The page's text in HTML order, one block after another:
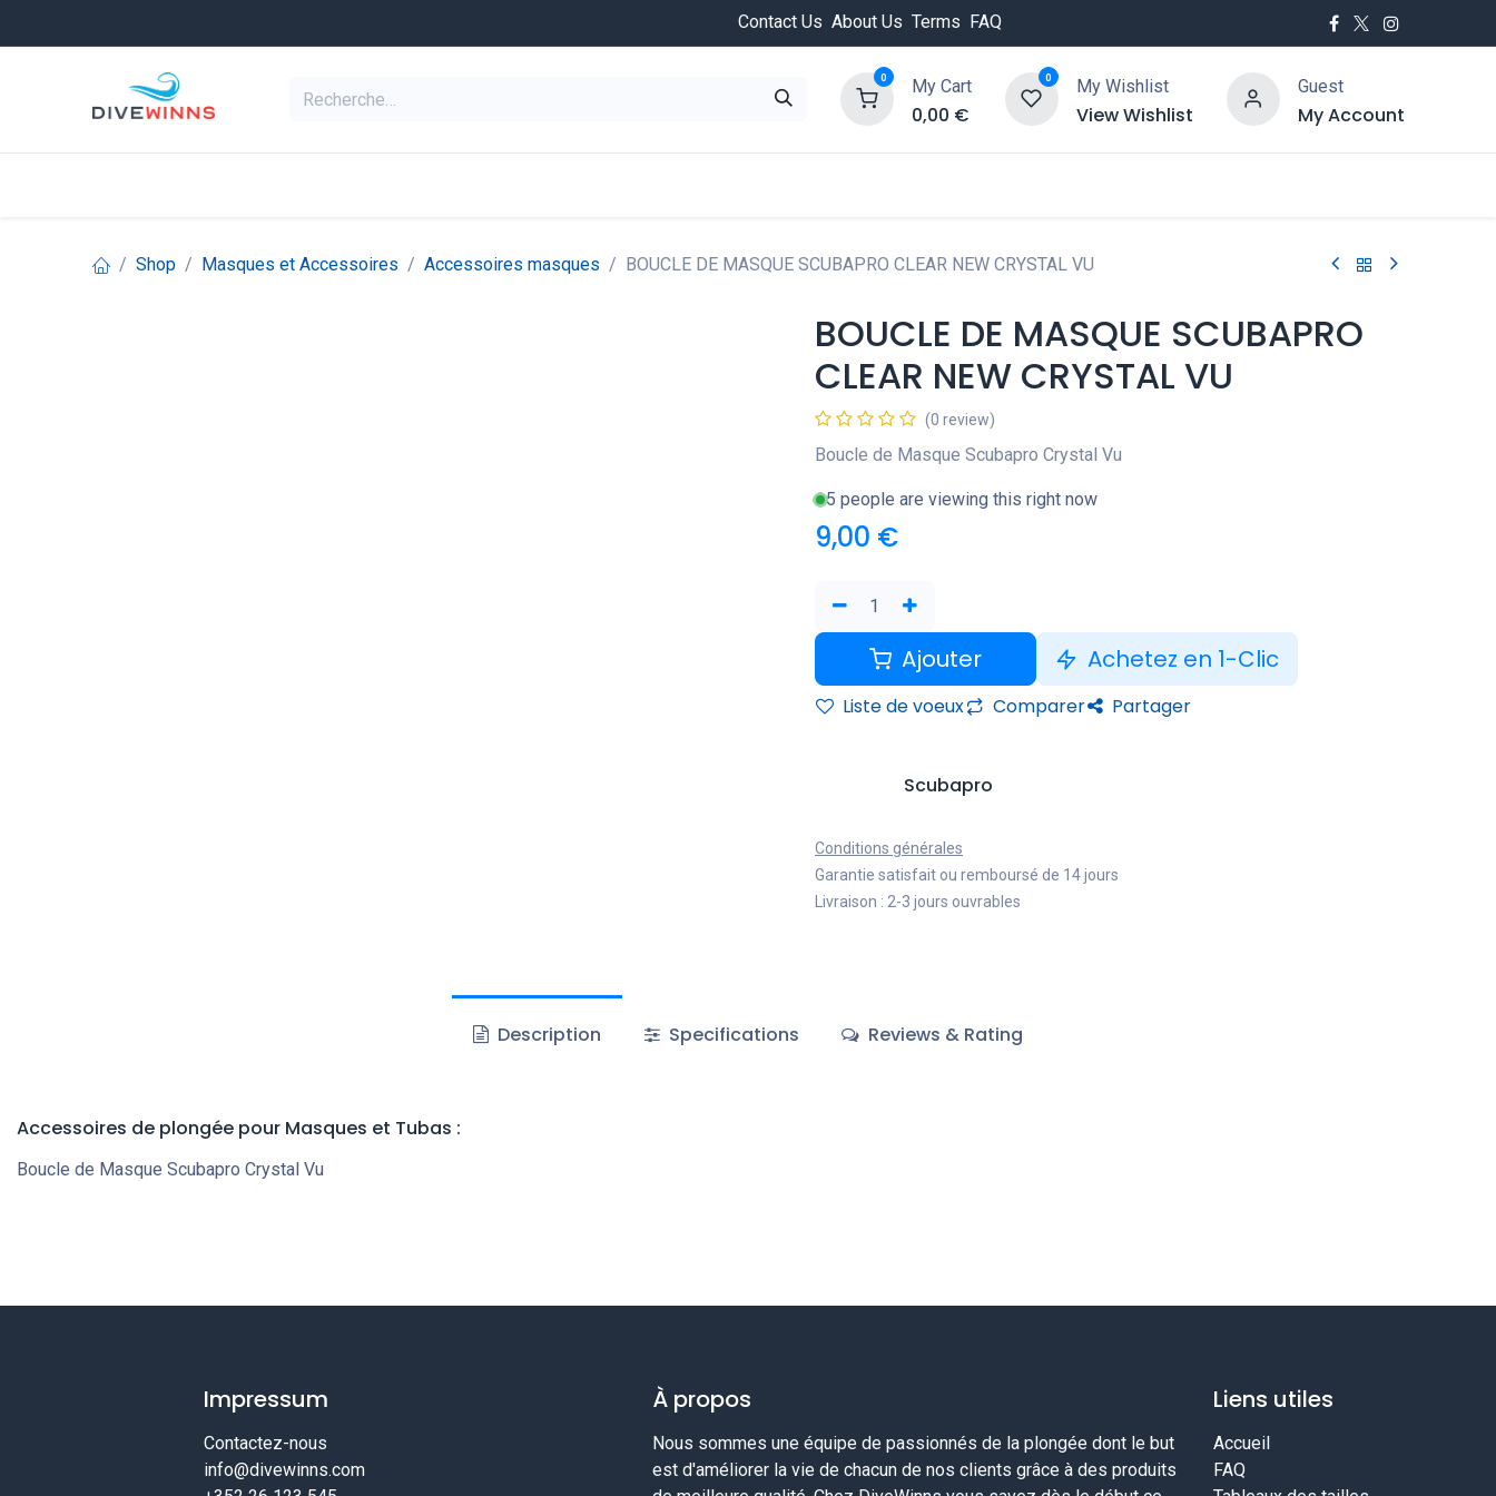
Contact Us About Us Terms FAQ
0 My Cart
0,00 €
0 My Wishlist
View Wishlist
Guest
My Account
HOT
Shop Masques et Accessoires Accessoires masques BOUCLE DE MASQUE SCUBAPRO CLEAR NEW CRYSTAL VU
BOUCLE DE MASQUE SCUBAPRO
CLEAR NEW CRYSTAL VU
(0 review)
Boucle de Masque Scubapro Crystal Vu
5 people are viewing this right now
9,00 €
Ajouter Achetez en 1-Clic
Liste de voeux Comparer Partager
Scubapro
Conditions générales
Garantie satisfait ou remboursé de 14 jours
Livraison : 2-3 jours ouvrables
Description Specifications Reviews & Rating
Accessoires de plongée pour Masques et Tubas :
Boucle de Masque Scubapro Crystal Vu
Impressum
Contactez-nous
info@divewinns.com
À propos
Nous sommes une équipe de passionnés de la plongée dont le but
est d'améliorer la vie de chacun de nos clients grâce à des produits
Liens utiles
Accueil
FAQ